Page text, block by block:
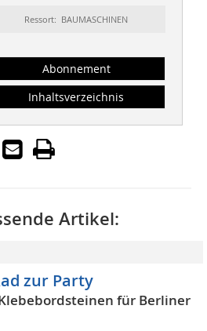
Ressort: BAUMASCHINEN
Abonnement
Inhaltsverzeichnis
Artikel:
zur Party
für Berliner